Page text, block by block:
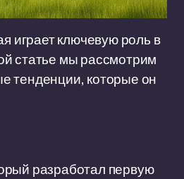
играет ключевую роль в
статье мы рассмотрим
тенденции, которые он
разработал первую